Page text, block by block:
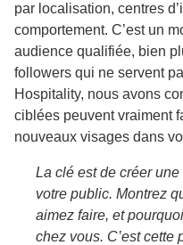
par localisation, centres
comportement. C’est un
audience qualifiée, bien
followers qui ne servent
Hospitality, nous avons
ciblées peuvent vraiment
nouveaux visages dans
La clé est de créer
votre public. Montrez
aimez faire, et
chez vous. C’est